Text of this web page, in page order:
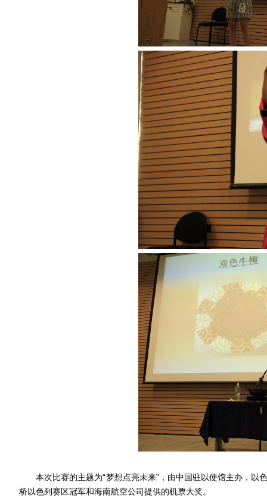
本次比赛的主题为“梦想点亮未来”，由中国驻以使馆主办，
桥以色列赛区冠军和海南航空公司提供的机票大奖。